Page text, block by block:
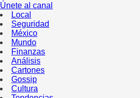
Únete al canal
Local
Seguridad
México
Mundo
Finanzas
Análisis
Cartones
Gossip
Cultura